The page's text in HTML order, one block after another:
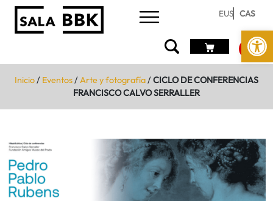
Abrir
EUS CAS
Inicio/ Eventos/Arte y fotografía/CICLO DE CONFERENCIAS
FRANCISCO CALVO SERRALLER